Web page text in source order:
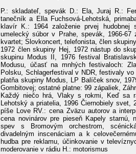
P.: skladateľ, spevák D.: Ela, Juraj R.:
tanečník a Ella Fuchsová-Lehotská,
klavír K.: 1964 založenie prvej hudobnej
umelecký súbor v Prahe, spevák, 1966-
kvartet; Slovkoncert, telefonista, člen
1972 člen skupiny Hej, 1972 nástup do
skupinu Modus II, 1976 festival
Modusu, účasť na mnhých festivaloch:
Polsku, Schlagerfestival v NDR, festivaly
platňa skupiny Modus, LP Balíček snov,
Gombitovej; ostatné platne: 99 zápaliek,
Každý niečo hrá, Vlaky s rokmi, Keď sa
Lehotský a priatelia, 1996 Čiernobiely
píše Love RV.: cena Zväzu autorov a
cena novinárov pre pieseň Kapely starnú,
spev s Bromovým orchestrom,
divadelným inscenáciam a k
hudba pre reklamu, účinkovanie v
moderovanie v rádiu H.: motorismus